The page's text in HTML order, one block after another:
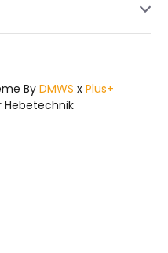
By DMWS x Plus+
Hebetechnik